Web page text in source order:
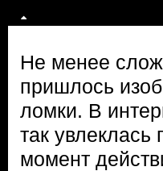
Не менее
пришлось
ломки. В
так увлеклась
момент